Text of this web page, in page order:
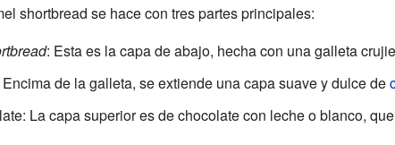
shortbread se hace con tres partes principales:
: Esta es la capa de abajo, hecha con una galleta
de la galleta, se extiende una capa suave y dulce de
La capa superior es de chocolate con leche o blanco,